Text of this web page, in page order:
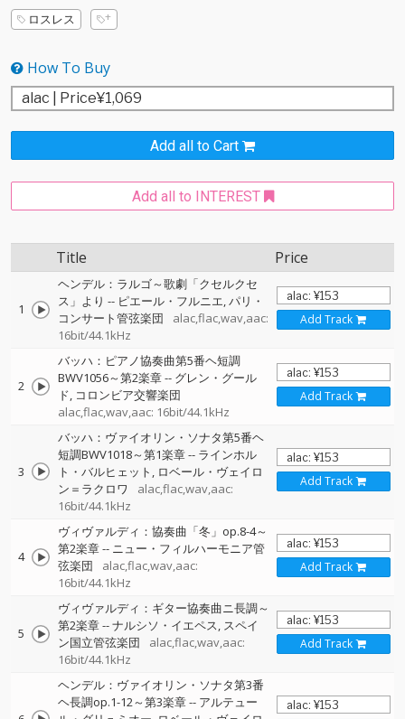
ロスレス
How To Buy
Add all to Cart
Add all to INTEREST
Title Price
1
ヘンデル：ラルゴ～歌劇「クセルクセ
ス」より -- ピエール・フルニエ パリ・
コンサート管弦楽団
alac,flac,wav,aac:
16bit/44.1kHz
Add Track
2
バッハ：ピアノ協奏曲第5番ヘ短調
BWV1056～第2楽章-- グレン・グール
ド コロンビア交響楽団
alac,flac,wav,aac: 16bit/44.1kHz
Add Track
3
バッハ：ヴァイオリン・ソナタ第5番ヘ
短調BWV1018～第1楽章-- ラインホル
ト・バルヒェット
ロベール・ヴェイロ
ン＝ラクロワ
alac,flac,wav,aac:
16bit/44.1kHz
Add Track
4
ヴィヴァルディ：協奏曲「冬」op.8-4～
第2楽章-- ニュー・フィルハーモニア管
弦楽団
alac,flac,wav,aac:
16bit/44.1kHz
Add Track
5
ヴィヴァルディ：ギター協奏曲ニ長調～
第2楽章--ナルシソ・イエペス スペイ
ン国立管弦楽団
alac,flac,wav,aac:
16bit/44.1kHz
Add Track
ヘンデル：ヴァイオリン・ソナタ第3番
ヘ長調op.1-12～第3楽章-- アルテュー